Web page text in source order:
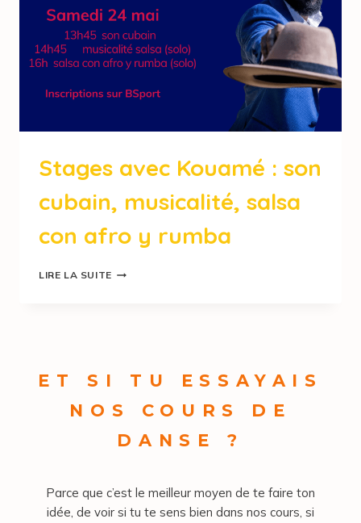
Stages avec Kouamé : son
cubain, musicalité, salsa
con afro y rumba
LIRE LA SUITE
ET SI TU ESSAYAIS
NOS COURS DE
DANSE ?
Parce que c’est le meilleur moyen de te faire ton
idée, de voir si tu te sens bien dans nos cours, si